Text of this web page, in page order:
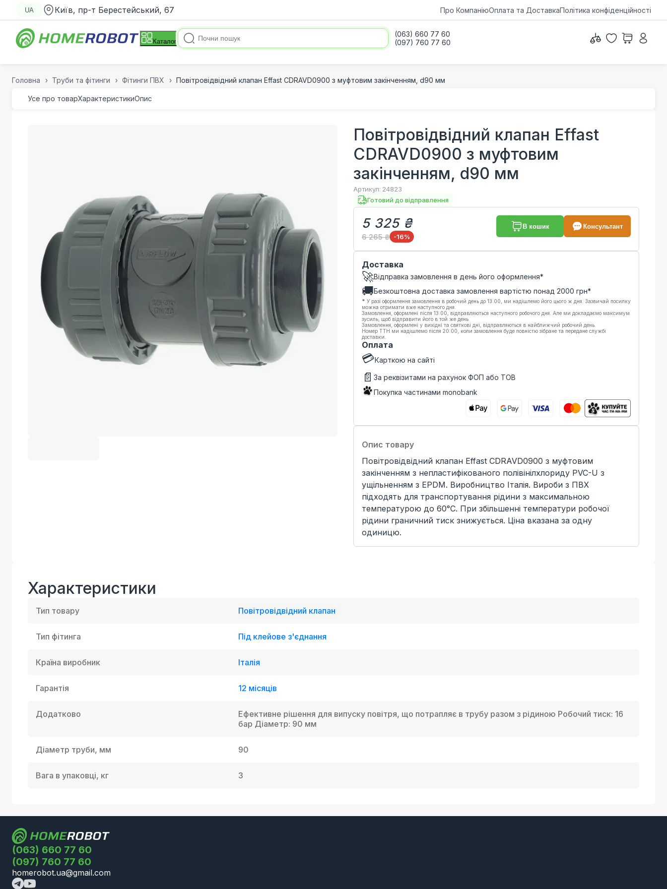
UA Київ, пр-т Берестейський, 67 Про КомпаніюОплата та ДоставкаПолітика конфіденційності
Каталог
(063) 660 77 60
(097) 760 77 60
Головна Труби та фітинги Фітинги ПВХ Повітровідвідний клапан Effast CDRAVD0900 з муфтовим закінченням, d90 мм
Усе про товарХарактеристикиОпис
Повітровідвідний клапан Effast
CDRAVD0900 з муфтовим
закінченням, d90 мм
Артикул: 24823
Готовий до відправлення
5 325 ₴
6 265 ₴ -16%
В кошик Консультант
Доставка
🚀Відправка замовлення в день його оформлення*
🚚Безкоштовна доставка замовлення вартістю понад 2000 грн*
* У разі оформлення замовлення в робочий день до 13:00, ми надішлемо його цього ж дня. Зазвичай посилку
можна отримати вже наступного дня.
Замовлення, оформлені після 13:00, відправляються наступного робочого дня. Але ми докладаємо максимум
зусиль, щоб відправити його в той же день.
Замовлення, оформлені у вихідні та святкові дні, відправляються в найближчий робочий день.
Номер ТТН ми надішлемо після 20:00, коли замовлення буде повністю зібране та передане службі
доставки.
Оплата
💳Карткою на сайті
📄 За реквізитами на рахунок ФОП або ТОВ
Покупка частинами monobank
Опис товару
Повітровідвідний клапан Effast CDRAVD0900 з муфтовим
закінченням з непластифікованого полівінілхлориду PVC-U з
ущільненням з EPDM. Виробництво Італія. Вироби з ПВХ
підходять для транспортування рідини з максимальною
температурою до 60°C. При збільшенні температури робочої
рідини граничний тиск знижується. Ціна вказана за одну
одиницю.
Характеристики
Тип товару Повітровідвідний клапан
Тип фітинга Під клейове з'єднання
Країна виробник Італія
Гарантія 12 місяців
Додатково
Ефективне рішення для випуску повітря, що потрапляє в трубу разом з рідиною Робочий тиск: 16
бар Діаметр: 90 мм
Діаметр труби, мм 90
Вага в упаковці, кг 3
(063) 660 77 60
(097) 760 77 60
homerobot.ua@gmail.com